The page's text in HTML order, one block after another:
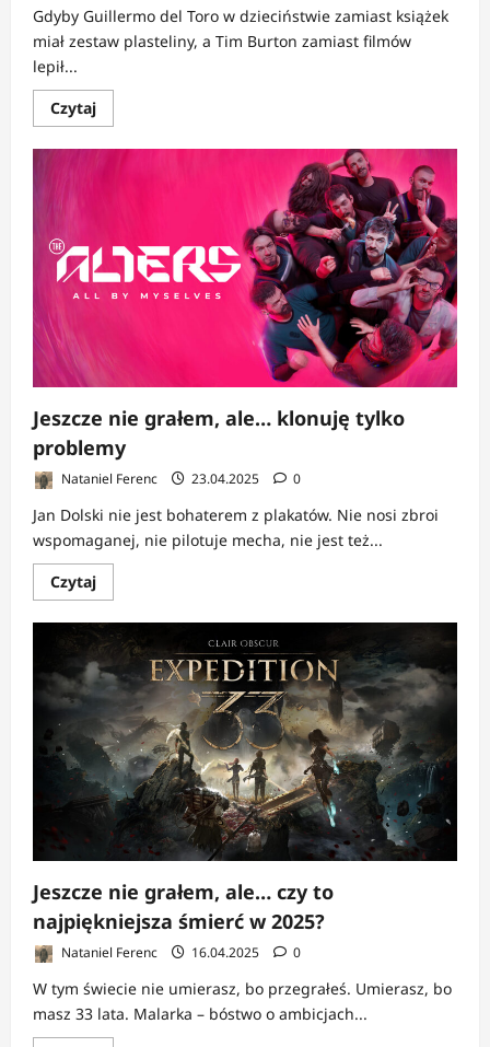
Gdyby Guillermo del Toro w dzieciństwie zamiast książek
miał zestaw plasteliny, a Tim Burton zamiast filmów
lepił...
CzytajDowiedz
się
o
Jeszcze
koszmary
śnią
mi
się
na
Jeszcze nie grałem, ale… klonuję tylko
problemy
Nataniel Ferenc 23.04.2025 0
Jan Dolski nie jest bohaterem z plakatów. Nie nosi zbroi
wspomaganej, nie pilotuje mecha, nie jest też...
CzytajDowiedz
się
o
Jeszcze
nie
grałem,
ale…
klonuję
tylko
problemy
Jeszcze nie grałem, ale… czy to
najpiękniejsza śmierć w 2025?
Nataniel Ferenc 16.04.2025 0
W tym świecie nie umierasz, bo przegrałeś. Umierasz, bo
masz 33 lata. Malarka – bóstwo o ambicjach...